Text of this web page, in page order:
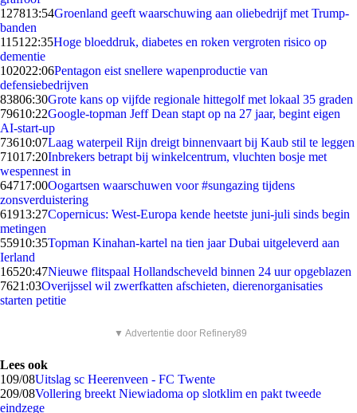
127813:54Groenland geeft waarschuwing aan oliebedrijf met Trump-
banden
1151 22:35Hoge bloeddruk, diabetes en roken vergroten risico op
dementie
102022:06Pentagon eist snellere wapenproductie van
defensiebedrijven
83806:30Grote kans op vijfde regionale hittegolf met lokaal 35 graden
79610:22Google-topman Jeff Dean stapt op na 27 jaar, begint eigen
AI-start-up
73610:07Laag waterpeil Rijn dreigt binnenvaart bij Kaub stil te leggen
71017:20Inbrekers betrapt bij winkelcentrum, vluchten bosje met
wespennest in
64717:00Oogartsen waarschuwen voor #sungazing tijdens
zonsverduistering
61913:27Copernicus: West-Europa kende heetste juni-juli sinds begin
metingen
55910:35Topman Kinahan-kartel na tien jaar Dubai uitgeleverd aan
Ierland
16520:47Nieuwe flitspaal Hollandscheveld binnen 24 uur opgeblazen
7621:03Overijssel wil zwerfkatten afschieten, dierenorganisaties
starten petitie
▼ Advertentie door Refinery89
Lees ook
109/08Uitslag sc Heerenveen - FC Twente
209/08Vollering breekt Niewiadoma op slotklim en pakt tweede
eindzege